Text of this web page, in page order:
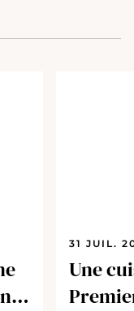
31 JUIL.
Une